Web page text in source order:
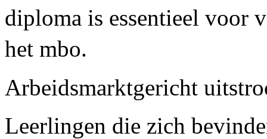
diploma is essentieel voor
het mbo.
Arbeidsmarktgericht
Leerlingen die zich